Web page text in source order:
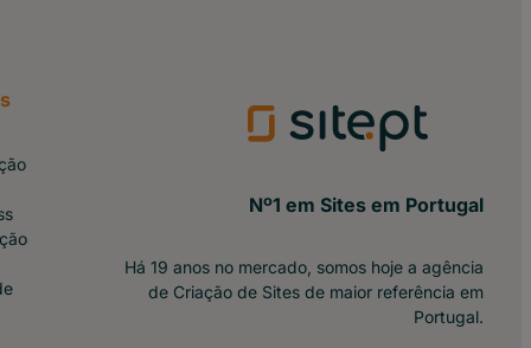
Nº1 em Sites em Portugal
Há 19 anos no mercado, somos hoje a agência
de Criação de Sites de maior referência em
Portugal.